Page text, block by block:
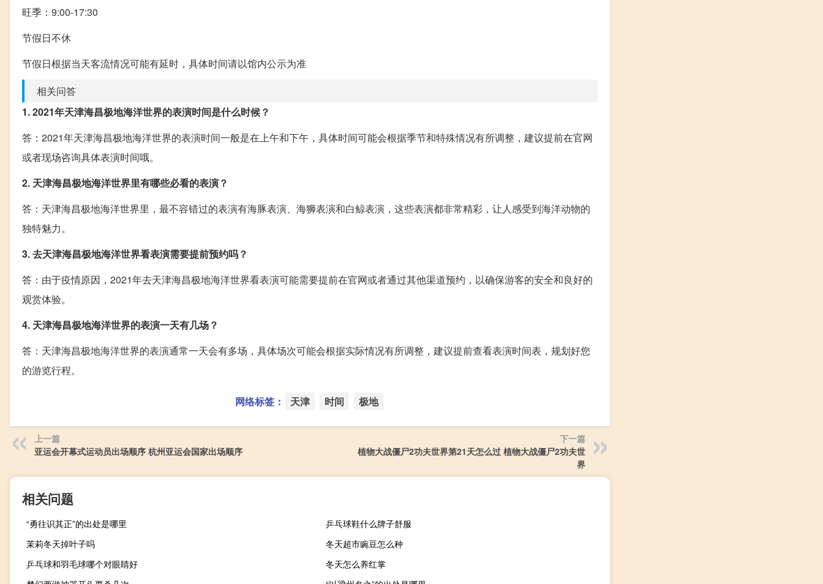
旺季：9:00-17:30
节假日不休
节假日根据当天客流情况可能有延时，具体时间请以馆内公示为准
相关问答
1. 2021年天津海昌极地海洋世界的表演时间是什么时候？
答：2021年天津海昌极地海洋世界的表演时间一般是在上午和下午，具体时间可能会根据季节和特殊情况有所调整，建议提前在官网
或者现场咨询具体表演时间哦。
2. 天津海昌极地海洋世界里有哪些必看的表演？
答：天津海昌极地海洋世界里，最不容错过的表演有海豚表演、海狮表演和白鲸表演，这些表演都非常精彩，让人感受到海洋动物的
独特魅力。
3. 去天津海昌极地海洋世界看表演需要提前预约吗？
答：由于疫情原因，2021年去天津海昌极地海洋世界看表演可能需要提前在官网或者通过其他渠道预约，以确保游客的安全和良好的
观赏体验。
4. 天津海昌极地海洋世界的表演一天有几场？
答：天津海昌极地海洋世界的表演通常一天会有多场，具体场次可能会根据实际情况有所调整，建议提前查看表演时间表，规划好您
的游览行程。
网络标签： 天津 时间 极地
上一篇
亚运会开幕式运动员出场顺序 杭州亚运会国家出场顺序
下一篇
植物大战僵尸2功夫世界第21天怎么过 植物大战僵尸2功夫世
界
相关问题
“勇往识其正”的出处是哪里
乒乓球鞋什么牌子舒服
茉莉冬天掉叶子吗
冬天超市豌豆怎么种
乒乓球和羽毛球哪个对眼睛好
冬天怎么养红掌